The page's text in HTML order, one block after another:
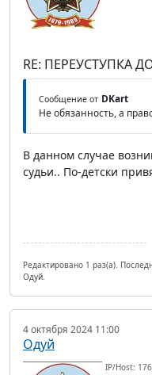
RE: ПЕРЕУСТУПКА
Сообщение от DKart
Не обязанность, а
В данном случае
судьи.. По-детски
Редактировано 1 раз(а).
Одуй.
4 октября 2024 11:00
Одуй
IP/Host: